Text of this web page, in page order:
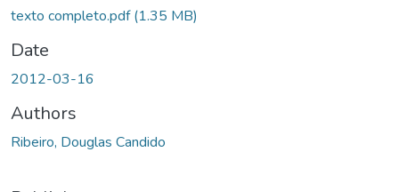
texto completo.pdf(1.35 MB)
Date
2012-03-16
Authors
Ribeiro, Douglas Candido